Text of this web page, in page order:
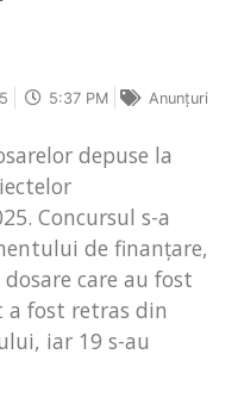
5:37 PM Anunțuri
depuse la
Concursul s-a
de finanțare,
care au fost
a fost retras din
iar 19 s-au